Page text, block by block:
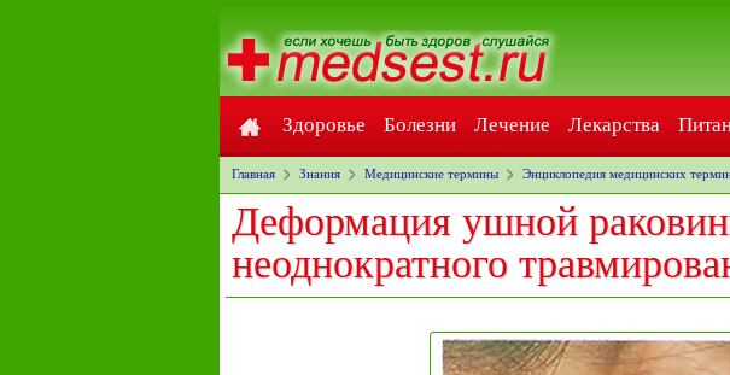
Здоровье Болезни Лечение Лекарства
Главная Знания Медицинские термины Энциклопедия медицинских
Деформация ушной
неоднократного